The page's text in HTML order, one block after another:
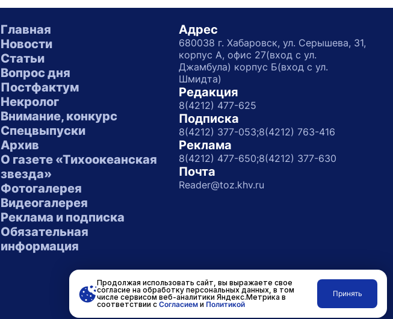
Главная
Новости
Статьи
Вопрос дня
Постфактум
Некролог
Внимание, конкурс
Спецвыпуски
Архив
О газете «Тихоокеанская
звезда»
Фотогалерея
Видеогалерея
Реклама и подписка
Обязательная
информация
Адрес
680038 г. Хабаровск, ул. Серышева, 31,
корпус А, офис 27(вход с ул.
Джамбула) корпус Б(вход с ул.
Шмидта)
Редакция
8(4212) 477-625
Подписка
8(4212) 377-053;8(4212) 763-416
Реклама
8(4212) 477-650;8(4212) 377-630
Почта
Reader@toz.khv.ru
Разработано вRASA
Продолжая использовать сайт, вы выражаете свое
согласие на обработку персональных данных, в том
числе сервисом веб-аналитики Яндекс.Метрика в
соответствии с Согласиеми Политикой
Принять